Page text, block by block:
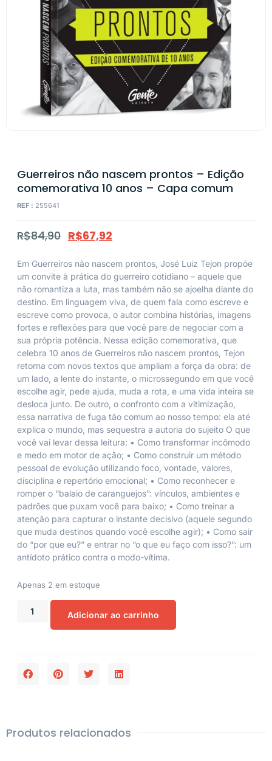
Guerreiros não nascem prontos – Edição
comemorativa 10 anos – Capa comum
REF : 255641
R$84,90 R$67,92
Em Guerreiros não nascem prontos, José Luiz Tejon propõe
um convite à prática do guerreiro cotidiano – aquele que
não romantiza a luta, mas também não se ajoelha diante do
destino. Em linguagem viva, de quem fala como escreve e
escreve como provoca, o autor combina histórias, imagens
fortes e reflexões para que você pare de negociar com a
sua própria potência. Nessa edição comemorativa, que
celebra 10 anos de Guerreiros não nascem prontos, Tejon
retorna com novos textos que ampliam a força da obra: de
um lado, a lente do instante, o microssegundo em que você
escolhe agir, pede ajuda, muda a rota, e uma vida inteira se
desloca junto. De outro, o confronto com a vitimização,
essa narrativa de fuga tão comum ao nosso tempo: ela até
explica o mundo, mas sequestra a autoria do sujeito O que
você vai levar dessa leitura: • Como transformar incômodo
e medo em motor de ação; • Como construir um método
pessoal de evolução utilizando foco, vontade, valores,
disciplina e repertório emocional; • Como reconhecer e
romper o “balaio de caranguejos”: vínculos, ambientes e
padrões que puxam você para baixo; • Como treinar a
atenção para capturar o instante decisivo (aquele segundo
que muda destinos quando você escolhe agir); • Como sair
do “por que eu?” e entrar no “o que eu faço com isso?”: um
antídoto prático contra o modo-vítima.
Apenas 2 em estoque
Adicionar ao carrinho
Produtos relacionados